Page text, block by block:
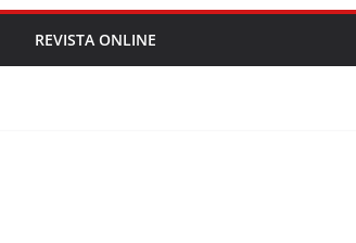
REVISTA ONLINE